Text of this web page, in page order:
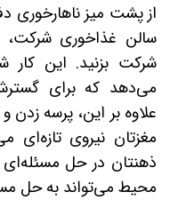
از پشت میز ناهارخوری
سالن غذاخوری شرکت،
شرکت بزنید. این کار
می‌دهد که برای
علاوه بر این، پرسه
مغزتان نیروی
ذهنتان در حل
محیط می‌تواند به حل